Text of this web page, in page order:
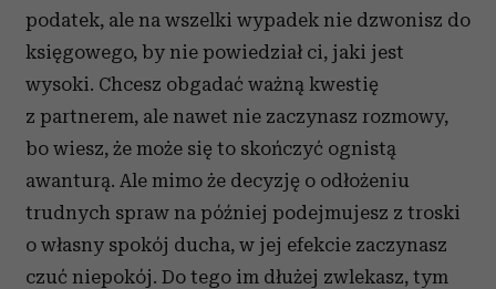
podatek, ale na wszelki wypadek nie dzwonisz do
księgowego, by nie powiedział ci, jaki jest
wysoki. Chcesz obgadać ważną kwestię
z partnerem, ale nawet nie zaczynasz rozmowy,
bo wiesz, że może się to skończyć ognistą
awanturą. Ale mimo że decyzję o odłożeniu
trudnych spraw na później podejmujesz z troski
o własny spokój ducha, w jej efekcie zaczynasz
czuć niepokój. Do tego im dłużej zwlekasz, tym